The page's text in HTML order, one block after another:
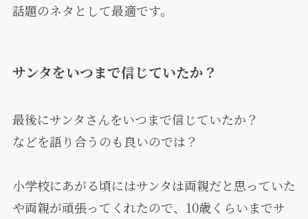
話題のネタとして最適です。
サンタをいつまで信じていたか？
最後にサンタさんをいつまで信じていたか？
などを語り合うのも良いのでは？
小学校にあがる頃にはサンタは両親だと思っていた
や両親が頑張ってくれたので、10歳くらいまでサ